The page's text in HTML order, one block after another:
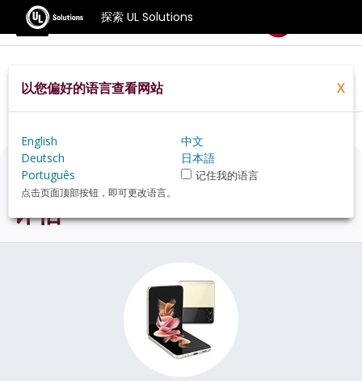
探索 UL Solutions
基准测试
Home Zh Hans Hardware
Samsung+Galaxy+Z+Flip3+5G+review
Samsung Galaxy Z Flip3 5G
评估
以您偏好的语言查看网站 X
English
中文
Deutsch
日本語
Português
记住我的语言
点击页面顶部按钮，即可更改语言。